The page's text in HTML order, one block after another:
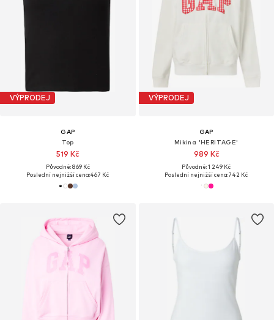
VÝPRODEJ
GAP
Top
519 Kč
Původně: 869 Kč
Poslední nejnižší cena:467 Kč
VÝPRODEJ
GAP
Mikina 'HERITAGE'
989 Kč
Původně: 1 249 Kč
Poslední nejnižší cena:742 Kč